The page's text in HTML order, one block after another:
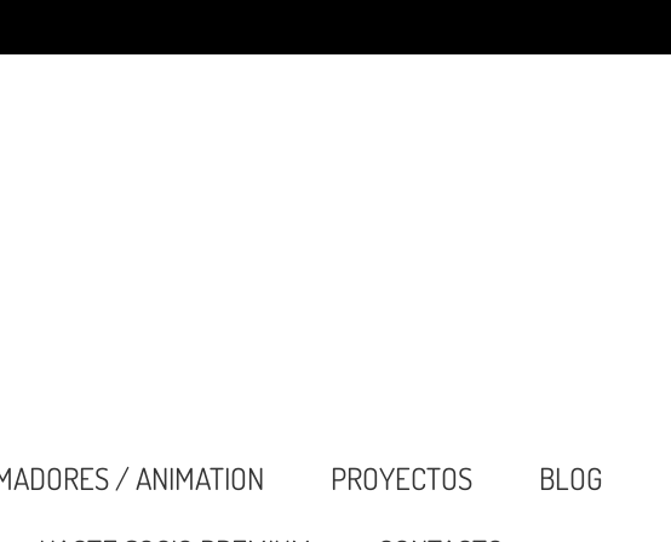
/ ANIMATION PROYECTOS BLOG